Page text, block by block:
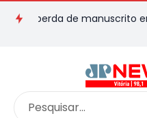
perda de manuscrito em